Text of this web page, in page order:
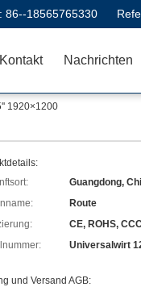
86--18565765330
Kontakt Nachrichten
1920×1200
Guangdong,
Route
CE, ROHS,
Universalwirt
und Versand AGB: